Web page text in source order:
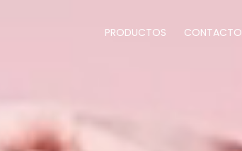
PRODUCTOS CONTACTO